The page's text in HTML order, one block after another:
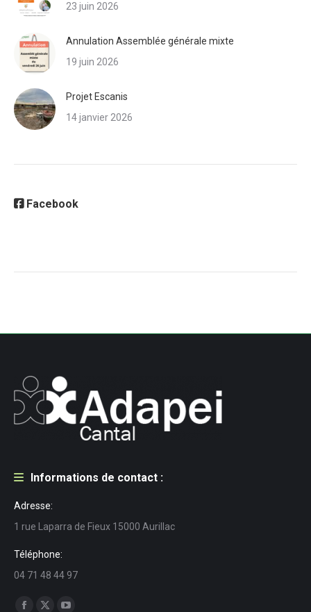
23 juin 2026
Annulation Assemblée générale mixte
19 juin 2026
Projet Escanis
14 janvier 2026
Facebook
Informations de contact :
Adresse:
1 rue Laparra de Fieux 15000 Aurillac
Téléphone:
04 71 48 44 97
Trouvez nous sur :